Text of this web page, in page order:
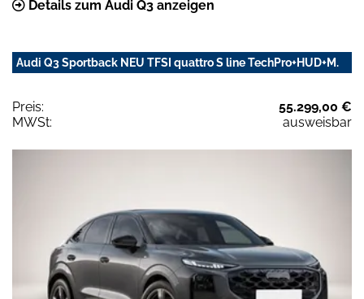
Details zum Audi Q3 anzeigen
Audi Q3 Sportback NEU TFSI quattro S line TechPro+HUD+M.
Preis:
55.299,00 €
MWSt:
ausweisbar